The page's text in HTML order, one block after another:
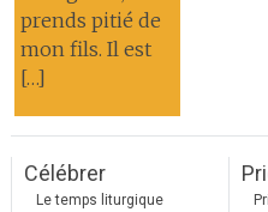
prends pitié de
mon fils. Il est
[…]
Célébrer
Le temps liturgique